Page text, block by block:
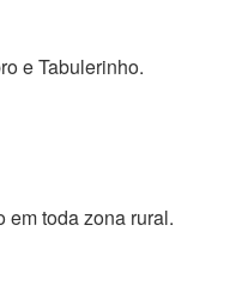
e Tabulerinho.
em toda zona rural.